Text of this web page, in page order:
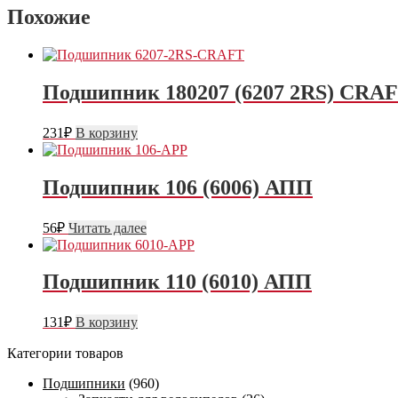
Похожие
Подшипник 180207 (6207 2RS)
231₽ В корзину
Подшипник 106 (6006) АПП
56₽ Читать далее
Подшипник 110 (6010) АПП
131₽ В корзину
Категории товаров
Подшипники (960)